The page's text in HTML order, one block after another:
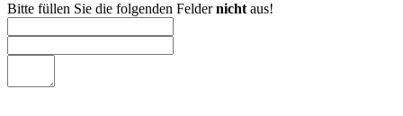
Bitte füllen Sie die folgenden Feldernicht aus!